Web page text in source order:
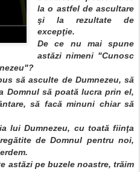
la o astfel de ascultare
şi la rezultate de
excepţie.
De ce nu mai spune
astăzi nimeni "Cunosc
să asculte de Dumnezeu, să
Domnul să poată lucra prin el,
să facă minuni chiar să
lui Dumnezeu, cu toată fiinţa
de Domnul pentru noi,
astăzi pe buzele noastre, trăim